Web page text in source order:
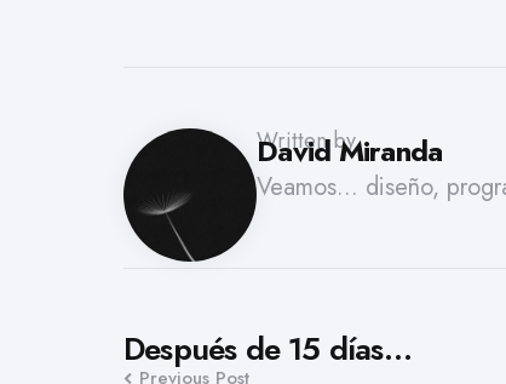
Written by
David Miranda
Veamos... diseño,
Post
Después de 15 días…
Previous Post